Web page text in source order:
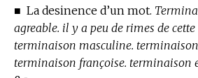
■ La desinence d’un mot.
agreable. il y a peu de rimes de
terminaison masculine.
terminaison françoise. terminaison